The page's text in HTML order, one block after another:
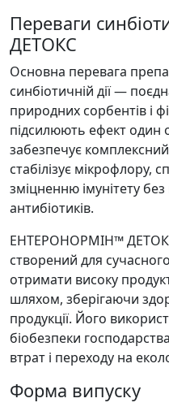
Переваги
ДЕТОКС
Основна перевага
синбіотичній дії —
природних сорбентів і
підсилюють ефект один
забезпечує комплексний
стабілізує мікрофлору,
зміцненню імунітету
антибіотиків.
ЕНТЕРОНОРМІН™
створений для
отримати високу
шляхом, зберігаючи
продукції. Його
біобезпеки
втрат і переходу на
Форма випуску